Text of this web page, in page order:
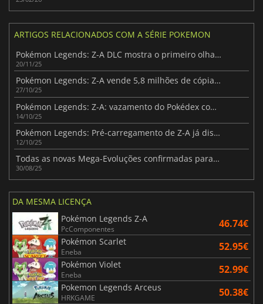
ARTIGOS RELACIONADOS COM A SÉRIE POKEMON
Pokémon Legends: Z-A DLC mostra o primeiro olhar sobre Mega Zeraora
20/11/25
Pokémon Legends: Z-A vende 5,8 milhões de cópias, Switch 2 lidera metade
27/10/25
Pokémon Legends: Z-A: vazamento do Pokédex completo dias antes do lançamento
14/10/25
Pokémon Legends: Pré-carregamento de Z-A já disponível antes do lançamento
12/10/25
Todas as novas Mega-Evoluções confirmadas para Pokémon Legends: Z-A
30/08/25
DA MESMA LICENÇA
Pokémon Legends Z-A
PcComponentes 46.74€
Pokémon Scarlet
Eneba 52.95€
Pokémon Violet
Eneba 52.99€
Pokemon Legends Arceus
HRKGAME 50.38€